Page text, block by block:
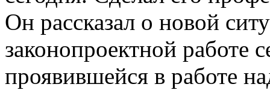
Он рассказал о новой
законопроектной работе
проявившейся в работе